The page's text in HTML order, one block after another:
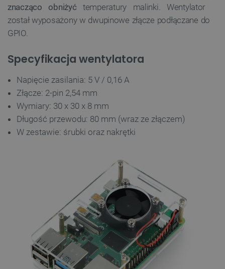
znacząco obniżyć temperatury malinki. Wentylator
został wyposażony w dwupinowe złącze podłączane do
GPIO.
Specyfikacja wentylatora
Napięcie zasilania: 5 V / 0,16 A
Złącze: 2-pin 2,54 mm
Wymiary: 30 x 30 x 8 mm
Długość przewodu: 80 mm (wraz ze złączem)
W zestawie: śrubki oraz nakrętki